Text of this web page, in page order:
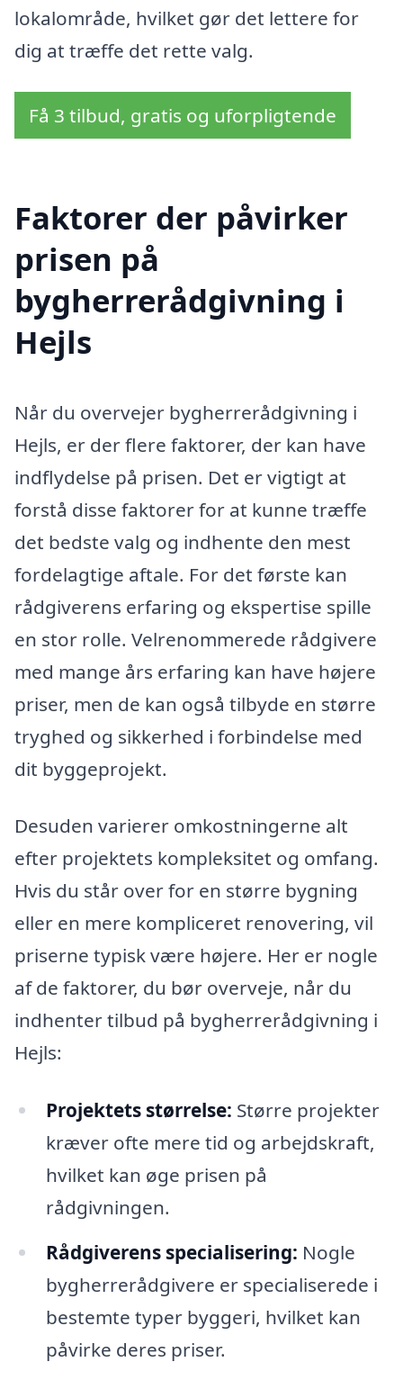
lokalområde, hvilket gør det lettere for
dig at træffe det rette valg.
Få 3 tilbud, gratis og uforpligtende
Faktorer der påvirker
prisen på
bygherrerådgivning i
Hejls
Når du overvejer bygherrerådgivning i
Hejls, er der flere faktorer, der kan have
indflydelse på prisen. Det er vigtigt at
forstå disse faktorer for at kunne træffe
det bedste valg og indhente den mest
fordelagtige aftale. For det første kan
rådgiverens erfaring og ekspertise spille
en stor rolle. Velrenommerede rådgivere
med mange års erfaring kan have højere
priser, men de kan også tilbyde en større
tryghed og sikkerhed i forbindelse med
dit byggeprojekt.
Desuden varierer omkostningerne alt
efter projektets kompleksitet og omfang.
Hvis du står over for en større bygning
eller en mere kompliceret renovering, vil
priserne typisk være højere. Her er nogle
af de faktorer, du bør overveje, når du
indhenter tilbud på bygherrerådgivning i
Hejls:
Projektets størrelse: Større projekter
kræver ofte mere tid og arbejdskraft,
hvilket kan øge prisen på
rådgivningen.
Rådgiverens specialisering: Nogle
bygherrerådgivere er specialiserede i
bestemte typer byggeri, hvilket kan
påvirke deres priser.